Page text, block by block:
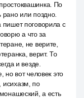
По
или поздно.
поговорила с
а что за
не верите,
верит. То
и везде.
вот человек это
по
а есть